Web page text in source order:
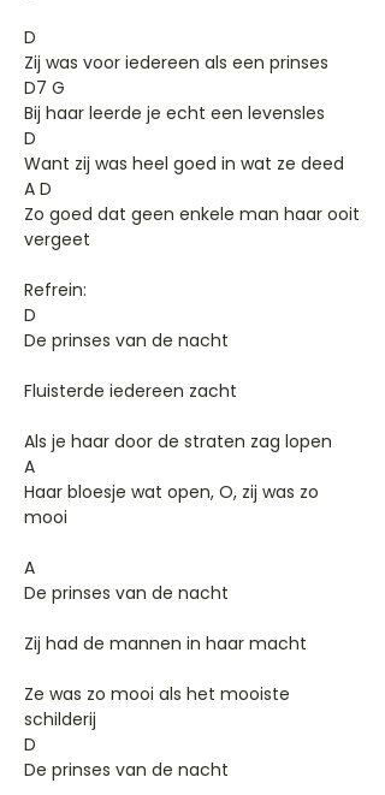
D
Zij was voor iedereen als een prinses
D7 G
Bij haar leerde je echt een levensles
D
Want zij was heel goed in wat ze deed
A D
Zo goed dat geen enkele man haar ooit
vergeet
Refrein:
D
De prinses van de nacht
Fluisterde iedereen zacht
Als je haar door de straten zag lopen
A
Haar bloesje wat open, O, zij was zo
mooi
A
De prinses van de nacht
Zij had de mannen in haar macht
Ze was zo mooi als het mooiste
schilderij
D
De prinses van de nacht